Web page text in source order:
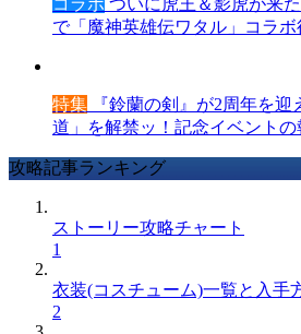
コラボ ついに虎王＆影虎が来
で「魔神英雄伝ワタル」コラボ
特集 『鈴蘭の剣』が2周年を
道」を解禁ッ！記念イベントの
攻略記事ランキング
ストーリー攻略チャート
1
衣装(コスチューム)一覧と入手
2